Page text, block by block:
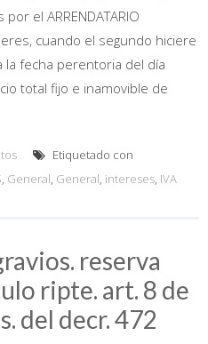
el ARRENDATARIO
cuando el segundo hiciere
fecha perentoria del día
total fijo e inamovible de
Etiquetado con
, General, General, intereses, IVA
reserva
ripte. art. 8 de
del decr. 472